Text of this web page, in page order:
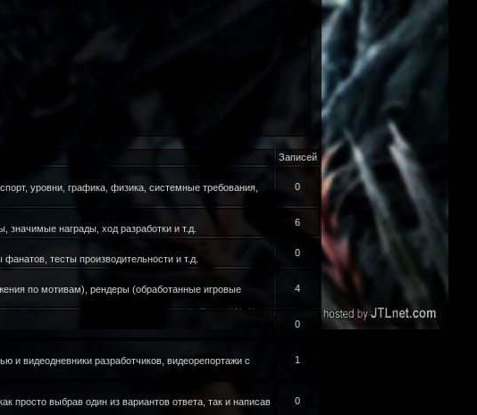
Записей
уровни, графика, физика, системные требования,
0
значимые награды, ход разработки и т.д.
6
тесты производительности и т.д.
0
по мотивам), рендеры (обработанные игровые
4
0
и видеодневники разработчиков, видеорепортажи с
1
просто выбрав один из вариантов ответа, так и написав
0